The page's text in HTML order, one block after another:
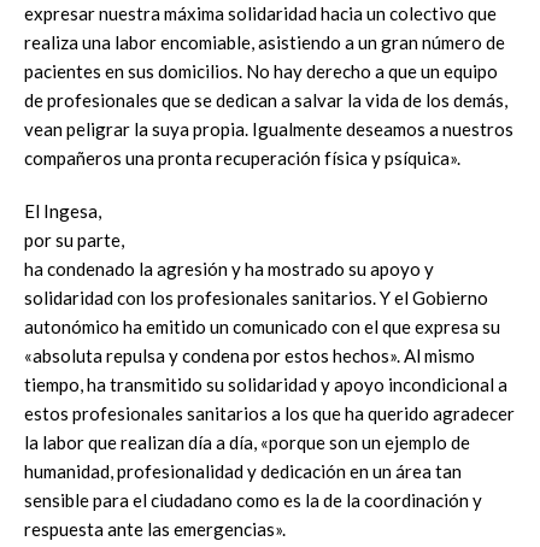
expresar nuestra máxima solidaridad hacia un colectivo que
realiza una labor encomiable, asistiendo a un gran número de
pacientes en sus domicilios. No hay derecho a que un equipo
de profesionales que se dedican a salvar la vida de los demás,
vean peligrar la suya propia. Igualmente deseamos a nuestros
compañeros una pronta recuperación física y psíquica».
El Ingesa,
por su parte,
ha condenado la agresión y ha mostrado su apoyo y
solidaridad con los profesionales sanitarios. Y el Gobierno
autonómico ha emitido un comunicado con el que expresa su
«absoluta repulsa y condena por estos hechos». Al mismo
tiempo, ha transmitido su solidaridad y apoyo incondicional a
estos profesionales sanitarios a los que ha querido agradecer
la labor que realizan día a día, «porque son un ejemplo de
humanidad, profesionalidad y dedicación en un área tan
sensible para el ciudadano como es la de la coordinación y
respuesta ante las emergencias».